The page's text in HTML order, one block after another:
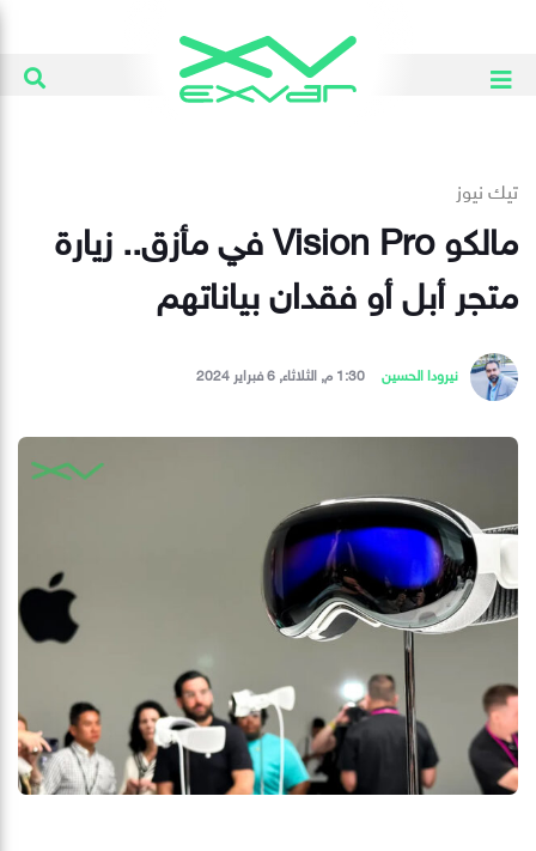
تيك نيوز
مالكو Vision Pro في مأزق.. زيارة
متجر أبل أو فقدان بياناتهم
نيرودا الحسين 1:30 م, الثلاثاء, 6 فبراير 2024